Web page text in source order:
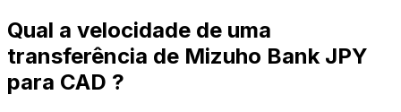
Qual a velocidade de uma
transferência de Mizuho Bank JPY
para CAD ?